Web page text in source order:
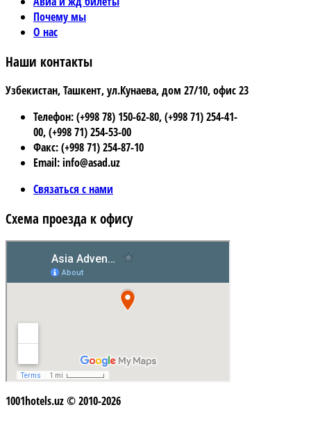
Почему мы
О нас
Наши контакты
Узбекистан, Ташкент, ул.Кунаева, дом 27/10, офис 23
Телефон: (+998 78) 150-62-80, (+998 71) 254-41-
00, (+998 71) 254-53-00
Факс: (+998 71) 254-87-10
Email: info@asad.uz
Связаться с нами
Схема проезда к офису
1001hotels.uz © 2010-2026